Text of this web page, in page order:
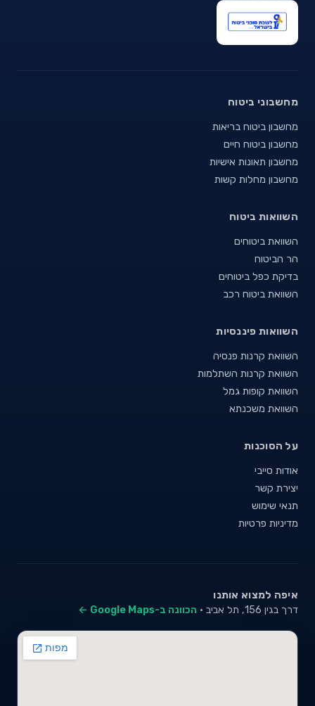
מחשבוני ביטוח
מחשבון ביטוח בריאות
מחשבון ביטוח חיים
מחשבון תאונות אישיות
מחשבון מחלות קשות
השוואות ביטוח
השוואת ביטוחים
הר הביטוח
בדיקת כפל ביטוחים
השוואת ביטוח רכב
השוואות פיננסיות
השוואת קרנות פנסיה
השוואת קרנות השתלמות
השוואת קופות גמל
השוואת משכנתא
על הסוכנות
אודות סייבי
יצירת קשר
תנאי שימוש
מדיניות פרטיות
איפה למצוא אותנו
דרך בגין 156, תל אביב · הכוונה ב-Google Maps ←